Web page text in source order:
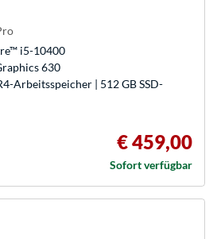
i5-10400
630
Arbeitsspeicher | 512 GB SSD-
€ 459,00
Sofort verfügbar